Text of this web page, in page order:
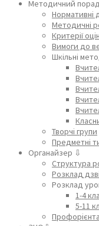
Методичний
Нормативні
Методичні
Критерії
Вимоги до
Шкільні
Творчі групи
Предметні
Органайзер ⇩
Структура
Розклад
Розклад
1-4
5-11